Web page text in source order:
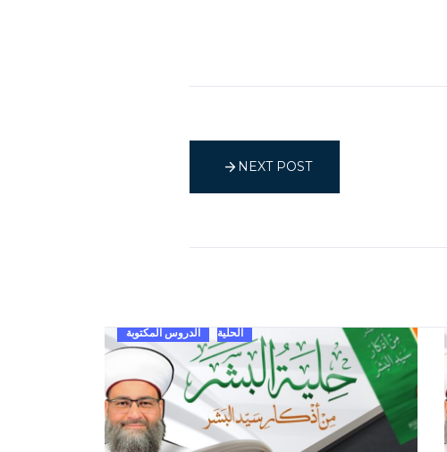
NEXT POST
الحلية الدروس المكتوبة